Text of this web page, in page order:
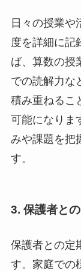
日々の授業や
度を詳細に記
ば、算数の授
での読解力な
積み重ねるこ
可能になりま
みや課題を把
す。
3. 保護者と
保護者との定
す。家庭での